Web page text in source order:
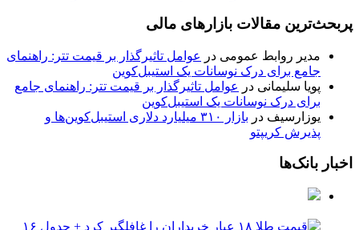
پربحث‌ترین مقالات بازارهای مالی
مدیر روابط عمومی در
عوامل تاثیرگذار بر قیمت تتر: راهنمای
جامع برای درک نوسانات یک استیبل‌کوین
پویا سلیمانی در
عوامل تاثیرگذار بر قیمت تتر: راهنمای جامع
برای درک نوسانات یک استیبل‌کوین
یوزارسیف در
بازار ۳۱۰ میلیارد دلاری استیبل‌کوین‌ها و
پذیرش کریپتو
اخبار بانک‌ها